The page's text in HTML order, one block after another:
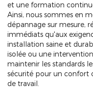
et une formation
Ainsi, nous sommes en
dépannage sur mesure,
immédiats qu'aux
installation saine et
isolée ou une
maintenir les standards
sécurité pour un confort
de travail.